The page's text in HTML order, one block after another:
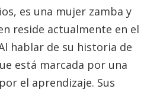
es una mujer zamba y
reside actualmente en el
hablar de su historia de
está marcada por una
el aprendizaje. Sus